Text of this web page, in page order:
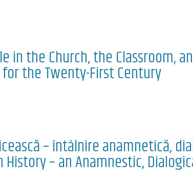
in the Church, the Classroom,
the Twenty-First Century
– întâlnire anamnetică,
– an Anamnestic,